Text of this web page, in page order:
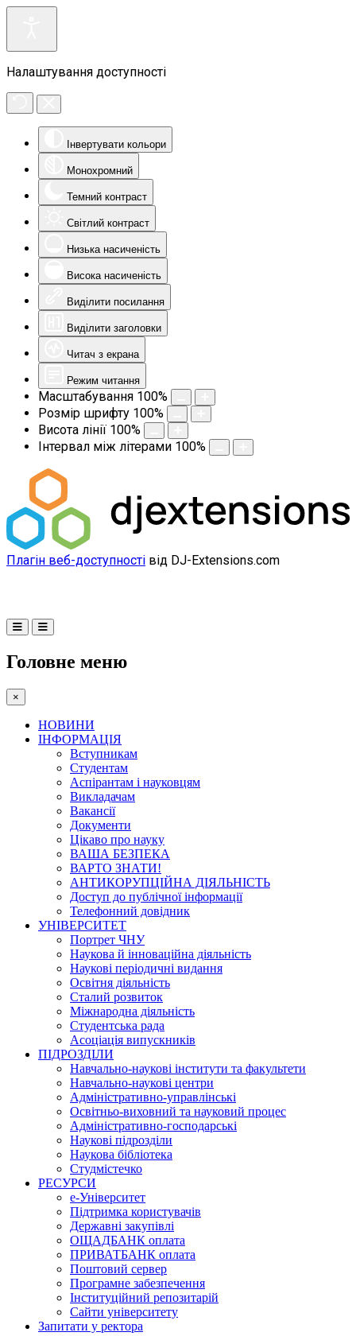
Налаштування доступності
Інвертувати кольори
Монохромний
Темний контраст
Світлий контраст
Низька насиченість
Висока насиченість
Виділити посилання
Виділити заголовки
Читач з екрана
Режим читання
Масштабування 100%
Розмір шрифту 100%
Висота лінії 100%
Інтервал між літерами 100%
Плагін веб-доступності від DJ-Extensions.com
Головне меню
×
НОВИНИ
ІНФОРМАЦІЯ
Вступникам
Студентам
Аспірантам і науковцям
Викладачам
Вакансії
Документи
Цікаво про науку
ВАША БЕЗПЕКА
ВАРТО ЗНАТИ!
АНТИКОРУПЦІЙНА ДІЯЛЬНІСТЬ
Доступ до публічної інформації
Телефонний довідник
УНІВЕРСИТЕТ
Портрет ЧНУ
Наукова й інноваційна діяльність
Наукові періодичні видання
Освітня діяльність
Сталий розвиток
Міжнародна діяльність
Студентська рада
Асоціація випускників
ПІДРОЗДІЛИ
Навчально-наукові інститути та факультети
Навчально-наукові центри
Адміністративно-управлінські
Освітньо-виховний та науковий процес
Адміністративно-господарські
Наукові підрозділи
Наукова бібліотека
Студмістечко
РЕСУРСИ
е-Університет
Підтримка користувачів
Державні закупівлі
ОЩАДБАНК оплата
ПРИВАТБАНК оплата
Поштовий сервер
Програмне забезпечення
Інституційний репозитарій
Сайти університету
Запитати у ректора